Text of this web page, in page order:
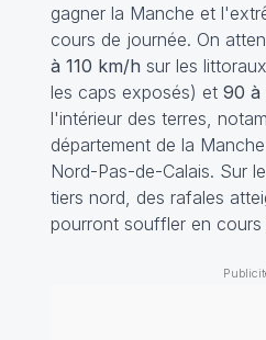
gagner la Manche et
cours de journée. On
à 110 km/h sur les
les caps exposés) et90 à
l'intérieur des terres,
département de la
Nord-Pas-de-Calais. Sur
tiers nord, des rafales
pourront souffler en cours